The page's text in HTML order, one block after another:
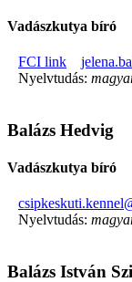
Vadászkutya bíró
FCI link
Nyelvtudás:
Balázs Hedvig
Vadászkutya bíró
Nyelvtudás:
Balázs István